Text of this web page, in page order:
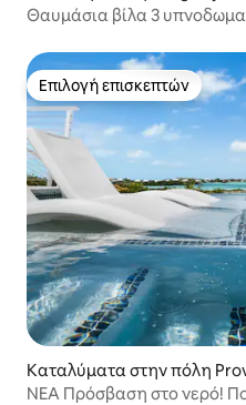
Θαυμάσια βίλα 3
Επιλογή επισκεπτών
Επιλογή επισκεπτών
Καταλύματα στην πόλη
ΝΕΑ Πρόσβαση στο νερό!